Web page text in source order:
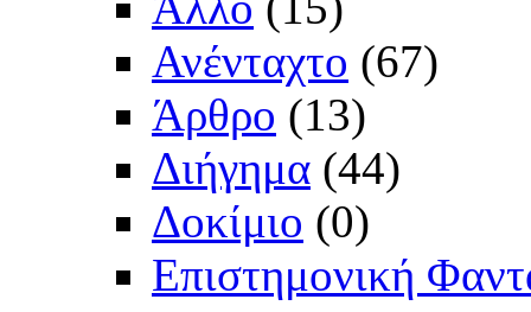
Ανένταχτο (67)
Άρθρο (13)
Διήγημα (44)
Δοκίμιο (0)
Επιστημονική